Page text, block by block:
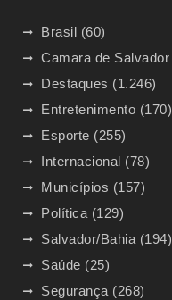
Brasil (60)
Camara de Salvador
Destaques (1.246)
Entretenimento (170)
Esporte (255)
Internacional (78)
Municípios (157)
Política (129)
Salvador/Bahia (194)
Saúde (25)
Segurança (268)